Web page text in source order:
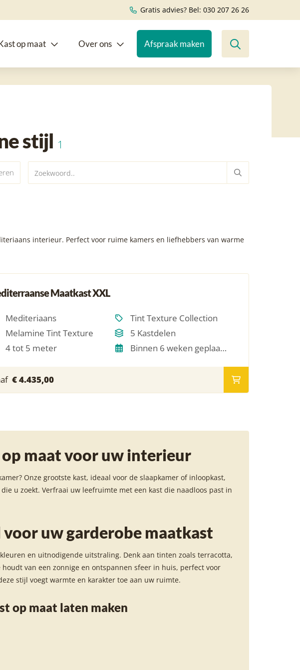
stijl 1
interieur. Perfect voor ruime kamers en liefhebbers van warme
Maatkast XXL
Mediteriaans
Tint Texture Collection
Melamine Tint Texture
5 Kastdelen
4 tot 5 meter
Binnen 6 weken geplaatst
€ 4.435,00
maat voor uw interieur
Onze grootste kast, ideaal voor de slaapkamer of inloopkast,
u zoekt. Verfraai uw leefruimte met een kast die naadloos past in
uw garderobe maatkast
en uitnodigende uitstraling. Denk aan tinten zoals terracotta,
van een zonnige en ontspannen sfeer in huis, perfect voor
stijl voegt warmte en karakter toe aan uw ruimte.
op maat laten maken
Gratis advies? Bel: 030 207 26 26
op maat Over ons Afspraak maken